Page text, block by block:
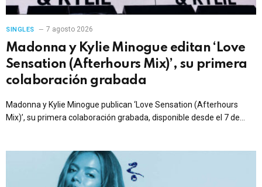
SINGLES 7 agosto 2026
Madonna y Kylie Minogue editan ‘Love
Sensation (Afterhours Mix)’, su primera
colaboración grabada
Madonna y Kylie Minogue publican ‘Love Sensation (Afterhours
Mix)’, su primera colaboración grabada, disponible desde el 7 de